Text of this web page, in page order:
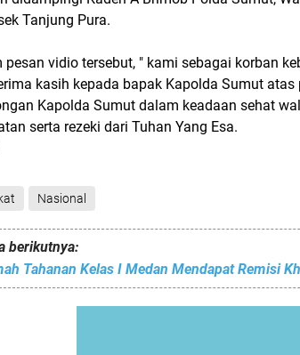
Tanjung Pura.
pesan vidio tersebut, " kami sebagai korban
kasih kepada bapak Kapolda Sumut atas
Kapolda Sumut dalam keadaan sehat
serta rezeki dari Tuhan Yang Esa.
Nasional
berikutnya: